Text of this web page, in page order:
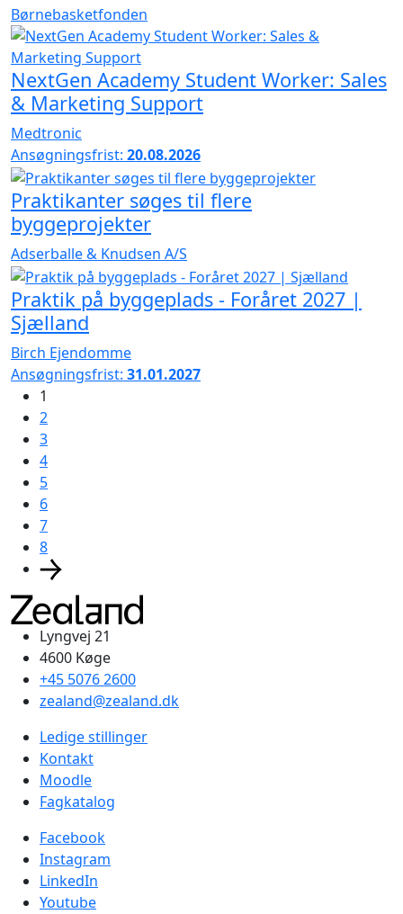
Børnebasketfonden
NextGen Academy Student Worker: Sales
& Marketing Support
Medtronic
Ansøgningsfrist: 20.08.2026
Praktikanter søges til flere
byggeprojekter
Adserballe & Knudsen A/S
Praktik på byggeplads - Foråret 2027 |
Sjælland
Birch Ejendomme
Ansøgningsfrist: 31.01.2027
1
2
3
4
5
6
7
8
Lyngvej 21
4600 Køge
+45 5076 2600
zealand@zealand.dk
Ledige stillinger
Kontakt
Moodle
Fagkatalog
Facebook
Instagram
LinkedIn
Youtube